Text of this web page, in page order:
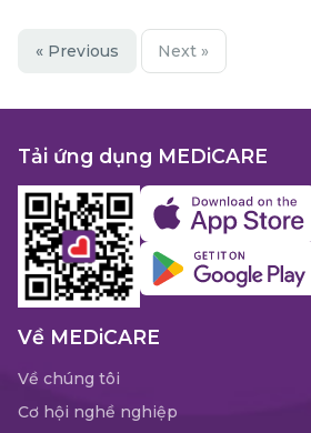
« Previous Next »
Tải ứng dụng MEDiCARE
Về MEDiCARE
Về chúng tôi
Cơ hội nghề nghiệp